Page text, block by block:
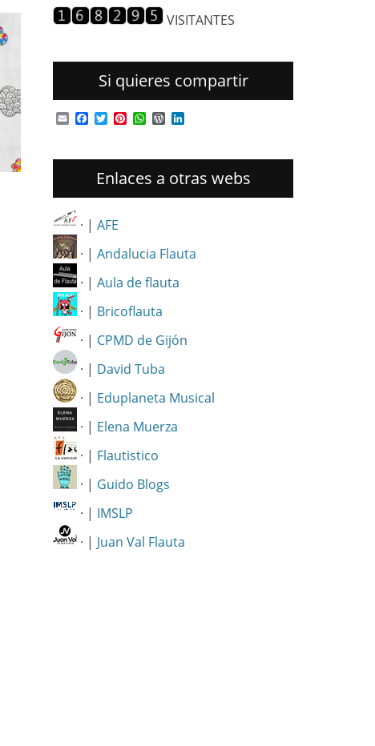
VISITANTES
Si quieres compartir
EmailFacebook
TwitterPinterest
WhatsApp
WordPress
Enlaces a otras webs
· | AFE
· | Andalucia Flauta
· | Aula de flauta
· | Bricoflauta
· | CPMD de Gijón
· | David Tuba
· | Eduplaneta Musical
· | Elena Muerza
· | Flautistico
· | Guido Blogs
· | IMSLP
· | Juan Val Flauta